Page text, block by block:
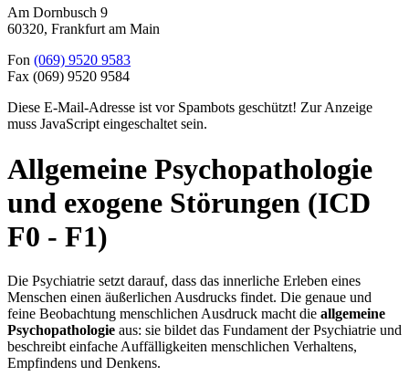
Am Dornbusch 9
60320, Frankfurt am Main
Fon (069) 9520 9583
Fax (069) 9520 9584
Diese E-Mail-Adresse ist vor Spambots geschützt! Zur Anzeige
muss JavaScript eingeschaltet sein.
Allgemeine Psychopathologie
und exogene Störungen (ICD
F0 - F1)
Die Psychiatrie setzt darauf, dass das innerliche Erleben eines
Menschen einen äußerlichen Ausdrucks findet. Die genaue und
feine Beobachtung menschlichen Ausdruck macht die allgemeine
Psychopathologie aus: sie bildet das Fundament der Psychiatrie und
beschreibt einfache Auffälligkeiten menschlichen Verhaltens,
Empfindens und Denkens.